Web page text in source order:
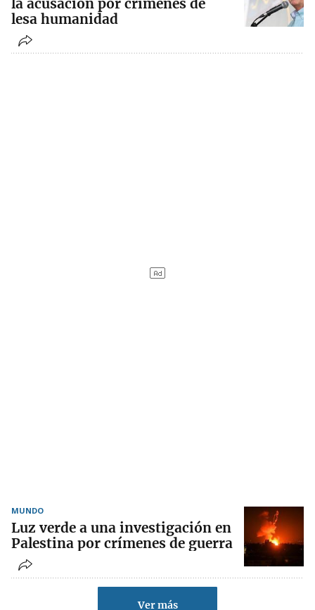
la acusación por crímenes de
lesa humanidad
MUNDO
Luz verde a una investigación en
Palestina por crímenes de guerra
Ver más